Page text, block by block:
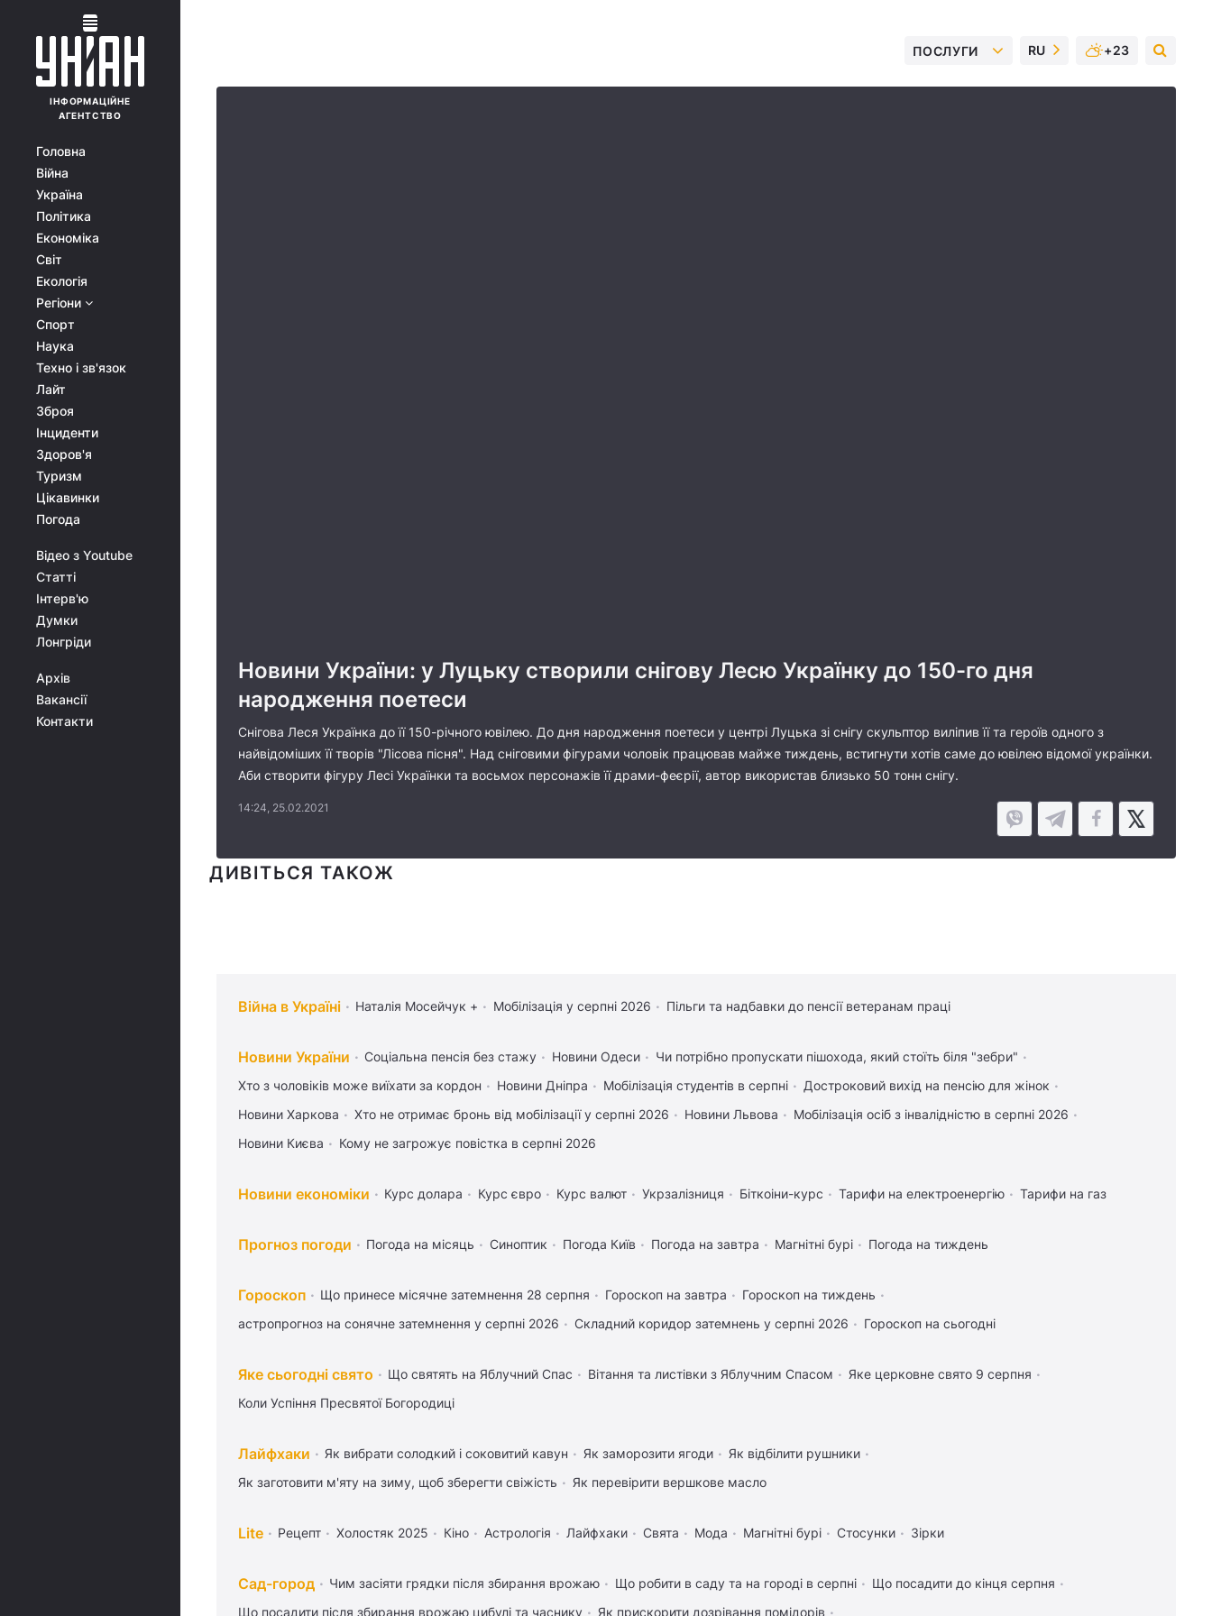
ІНФОРМАЦІЙНЕ
АГЕНТСТВО
Головна
Війна
Україна
Політика
Економіка
Світ
Екологія
Регіони
Спорт
Наука
Техно і зв'язок
Лайт
Зброя
Інциденти
Здоров'я
Туризм
Цікавинки
Погода
Відео з Youtube
Статті
Інтерв'ю
Думки
Лонгріди
Архів
Вакансії
Контакти
ПОСЛУГИ RU +23
Новини України: у Луцьку створили снігову Лесю Українку до 150-го дня
народження поетеси
Снігова Леся Українка до її 150-річного ювілею. До дня народження поетеси у центрі Луцька зі снігу скульптор виліпив її та героїв одного з
найвідоміших її творів "Лісова пісня". Над сніговими фігурами чоловік працював майже тиждень, встигнути хотів саме до ювілею відомої українки.
Аби створити фігуру Лесі Українки та восьмох персонажів її драми-феєрії, автор використав близько 50 тонн снігу.
14:24, 25.02.2021
ДИВІТЬСЯ ТАКОЖ
Війна в Україні Наталія Мосейчук + Мобілізація у серпні 2026 Пільги та надбавки до пенсії ветеранам праці
Новини України Соціальна пенсія без стажу Новини Одеси
Чи потрібно пропускати пішохода, який стоїть біля "зебри"
Хто з чоловіків може виїхати за кордон
Новини Дніпра Мобілізація студентів в серпні
Достроковий вихід на пенсію для жінок
Новини Харкова
Хто не отримає бронь від мобілізації у серпні 2026 Новини Львова
Мобілізація осіб з інвалідністю в серпні 2026
Новини Києва
Кому не загрожує повістка в серпні 2026
Новини економіки Курс долара Курс євро Курс валют Укрзалізниця Біткоіни-курс Тарифи на електроенергію Тарифи на газ
Прогноз погоди Погода на місяць Синоптик Погода Київ Погода на завтра Магнітні бурі Погода на тиждень
Гороскоп Що принесе місячне затемнення 28 серпня Гороскоп на завтра
Гороскоп на тиждень
астропрогноз на сонячне затемнення у серпні 2026
Складний коридор затемнень у серпні 2026 Гороскоп на сьогодні
Яке сьогодні свято Що святять на Яблучний Спас Вітання та листівки з Яблучним Спасом
Яке церковне свято 9 серпня
Коли Успіння Пресвятої Богородиці
Лайфхаки Як вибрати солодкий і соковитий кавун Як заморозити ягоди
Як відбілити рушники
Як заготовити м'яту на зиму, щоб зберегти свіжість
Як перевірити вершкове масло
Lite Рецепт Холостяк 2025 Кіно Астрологія Лайфхаки Свята Мода Магнітні бурі Стосунки Зірки
Сад-город Чим засіяти грядки після збирання врожаю Що робити в саду та на городі в серпні
Що посадити до кінця серпня
Що посадити після збирання врожаю цибулі та часнику
Як прискорити дозрівання помідорів